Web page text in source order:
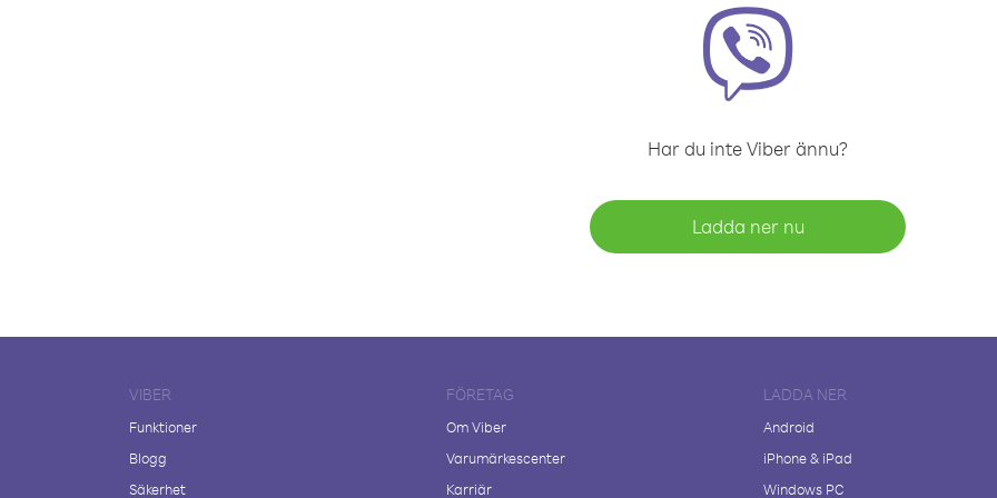
Har du inte Viber ännu?
Ladda ner nu
VIBER
Funktioner
Blogg
Säkerhet
FÖRETAG
Om Viber
Varumärkescenter
Karriär
LADDA NER
Android
iPhone & iPad
Windows PC